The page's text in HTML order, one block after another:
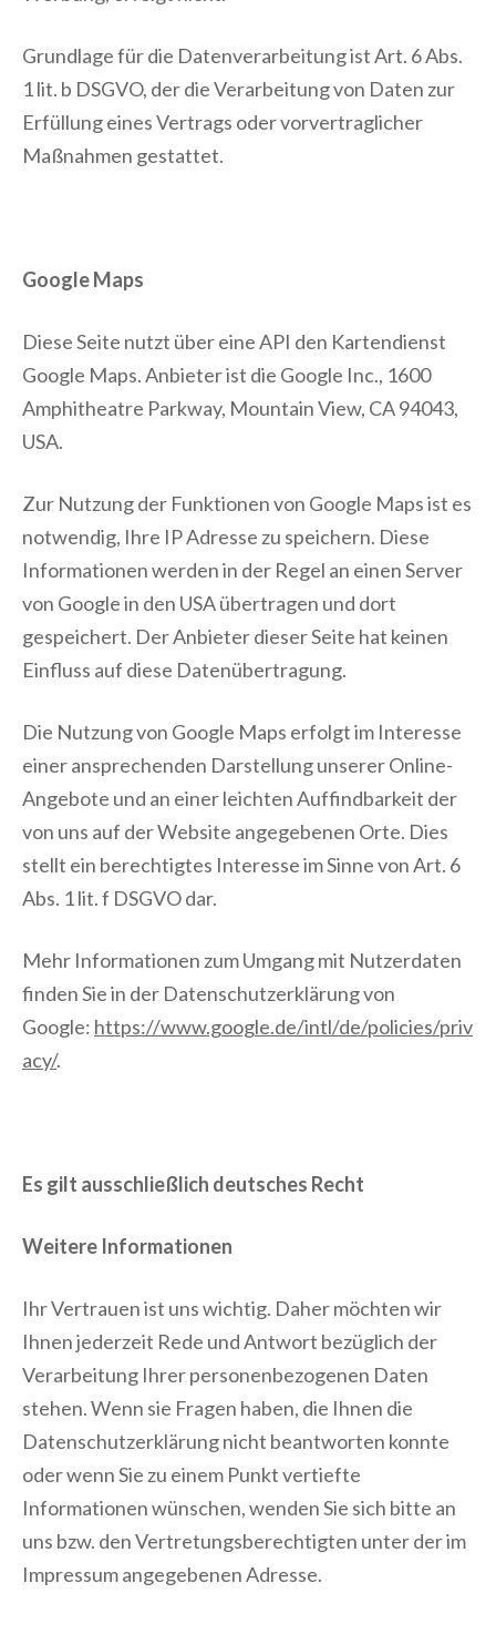
Grundlage für die Datenverarbeitung ist Art. 6 Abs.
1 lit. b DSGVO, der die Verarbeitung von Daten zur
Erfüllung eines Vertrags oder vorvertraglicher
Maßnahmen gestattet.
Google Maps
Diese Seite nutzt über eine API den Kartendienst
Google Maps. Anbieter ist die Google Inc., 1600
Amphitheatre Parkway, Mountain View, CA 94043,
USA.
Zur Nutzung der Funktionen von Google Maps ist es
notwendig, Ihre IP Adresse zu speichern. Diese
Informationen werden in der Regel an einen Server
von Google in den USA übertragen und dort
gespeichert. Der Anbieter dieser Seite hat keinen
Einfluss auf diese Datenübertragung.
Die Nutzung von Google Maps erfolgt im Interesse
einer ansprechenden Darstellung unserer Online-
Angebote und an einer leichten Auffindbarkeit der
von uns auf der Website angegebenen Orte. Dies
stellt ein berechtigtes Interesse im Sinne von Art. 6
Abs. 1 lit. f DSGVO dar.
Mehr Informationen zum Umgang mit Nutzerdaten
finden Sie in der Datenschutzerklärung von
Google: https://www.google.de/intl/de/policies/priv
acy/.
Es gilt ausschließlich deutsches Recht
Weitere Informationen
Ihr Vertrauen ist uns wichtig. Daher möchten wir
Ihnen jederzeit Rede und Antwort bezüglich der
Verarbeitung Ihrer personenbezogenen Daten
stehen. Wenn sie Fragen haben, die Ihnen die
Datenschutzerklärung nicht beantworten konnte
oder wenn Sie zu einem Punkt vertiefte
Informationen wünschen, wenden Sie sich bitte an
uns bzw. den Vertretungsberechtigten unter der im
Impressum angegebenen Adresse.